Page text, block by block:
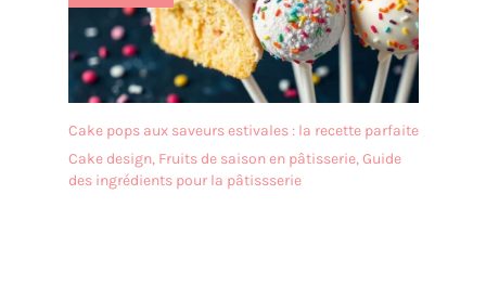
Cake pops aux saveurs estivales : la recette parfaite
Cake design, Fruits de saison en pâtisserie,Guide
des ingrédients pour la pâtissserie